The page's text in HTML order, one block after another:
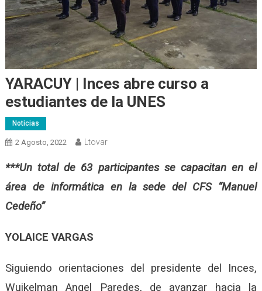
YARACUY | Inces abre curso a
estudiantes de la UNES
Noticias
2 Agosto, 2022 Ltovar
***Un total de 63 participantes se capacitan en el
área de informática en la sede del CFS “Manuel
Cedeño”
YOLAICE VARGAS
Siguiendo orientaciones del presidente del Inces,
Wuikelman Angel Paredes, de avanzar hacia la